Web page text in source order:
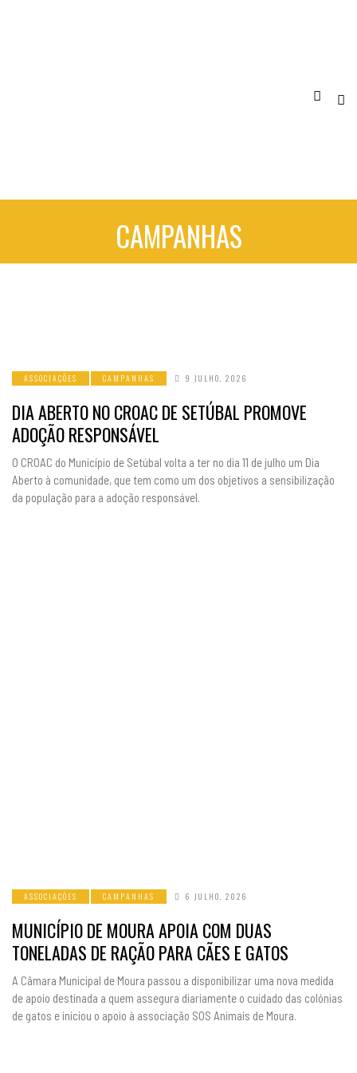
CAMPANHAS
ASSOCIAÇÕES CAMPANHAS 9 JULHO, 2026
DIA ABERTO NO CROAC DE SETÚBAL PROMOVE
ADOÇÃO RESPONSÁVEL
O CROAC do Município de Setúbal volta a ter no dia 11 de julho um Dia
Aberto à comunidade, que tem como um dos objetivos a sensibilização
da população para a adoção responsável.
ASSOCIAÇÕES CAMPANHAS 6 JULHO, 2026
MUNICÍPIO DE MOURA APOIA COM DUAS
TONELADAS DE RAÇÃO PARA CÃES E GATOS
A Câmara Municipal de Moura passou a disponibilizar uma nova medida
de apoio destinada a quem assegura diariamente o cuidado das colónias
de gatos e iniciou o apoio à associação SOS Animais de Moura.